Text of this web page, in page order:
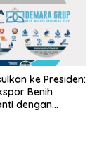
ke Presiden:
Benih
dengan